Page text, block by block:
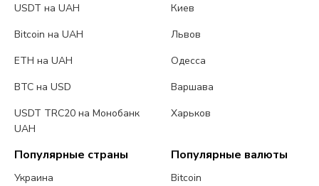
USDT на UAH
Bitcoin на UAH
ETH на UAH
BTC на USD
USDT TRC20 на Монобанк
UAH
Киев
Львов
Одесса
Варшава
Харьков
Популярные страны
Украина
Популярные валюты
Bitcoin